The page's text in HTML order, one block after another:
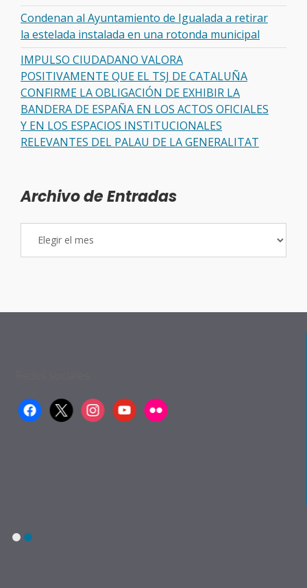
Condenan al Ayuntamiento de Igualada a retirar
la estelada instalada en una rotonda municipal
IMPULSO CIUDADANO VALORA
POSITIVAMENTE QUE EL TSJ DE CATALUÑA
CONFIRME LA OBLIGACIÓN DE EXHIBIR LA
BANDERA DE ESPAÑA EN LOS ACTOS OFICIALES
Y EN LOS ESPACIOS INSTITUCIONALES
RELEVANTES DEL PALAU DE LA GENERALITAT
Archivo de Entradas
facebook
x instagramyoutubeflickr
1 2